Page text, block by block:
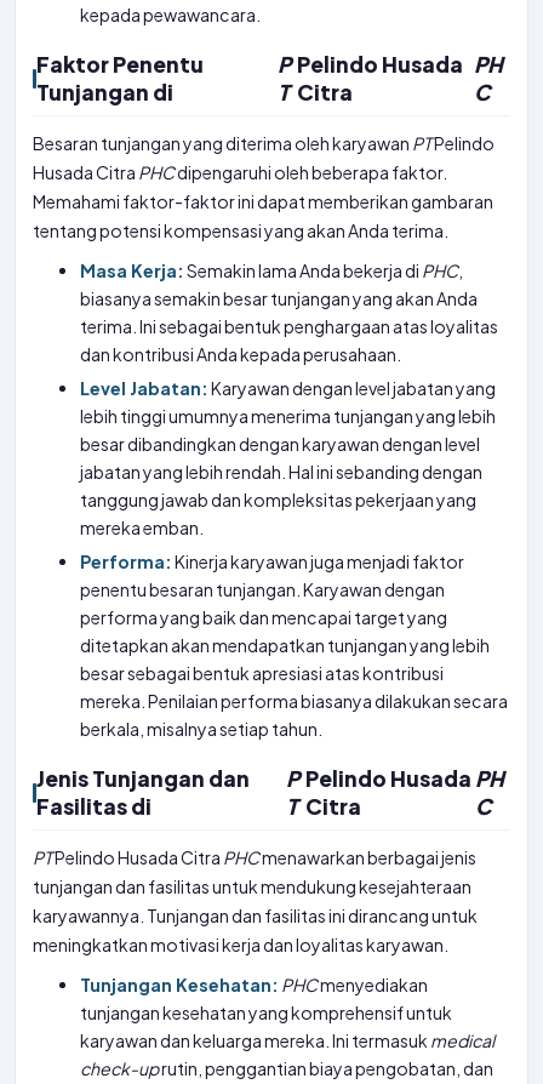
kepada pewawancara.
Faktor Penentu
Tunjangan di
P
T
Pelindo Husada
Citra
PH
C
Besaran tunjangan yang diterima oleh karyawan PTPelindo
Husada Citra PHCdipengaruhi oleh beberapa faktor.
Memahami faktor-faktor ini dapat memberikan gambaran
tentang potensi kompensasi yang akan Anda terima.
Masa Kerja: Semakin lama Anda bekerja di PHC,
biasanya semakin besar tunjangan yang akan Anda
terima. Ini sebagai bentuk penghargaan atas loyalitas
dan kontribusi Anda kepada perusahaan.
Level Jabatan: Karyawan dengan level jabatan yang
lebih tinggi umumnya menerima tunjangan yang lebih
besar dibandingkan dengan karyawan dengan level
jabatan yang lebih rendah. Hal ini sebanding dengan
tanggung jawab dan kompleksitas pekerjaan yang
mereka emban.
Performa: Kinerja karyawan juga menjadi faktor
penentu besaran tunjangan. Karyawan dengan
performa yang baik dan mencapai target yang
ditetapkan akan mendapatkan tunjangan yang lebih
besar sebagai bentuk apresiasi atas kontribusi
mereka. Penilaian performa biasanya dilakukan secara
berkala, misalnya setiap tahun.
Jenis Tunjangan dan
Fasilitas di
P
T
Pelindo Husada
Citra
PH
C
PTPelindo Husada Citra PHCmenawarkan berbagai jenis
tunjangan dan fasilitas untuk mendukung kesejahteraan
karyawannya. Tunjangan dan fasilitas ini dirancang untuk
meningkatkan motivasi kerja dan loyalitas karyawan.
Tunjangan Kesehatan: PHCmenyediakan
tunjangan kesehatan yang komprehensif untuk
karyawan dan keluarga mereka. Ini termasuk medical
check-uprutin, penggantian biaya pengobatan, dan